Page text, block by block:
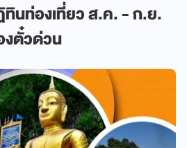
ทินท่องเที่ยว ส.ค. - ก.ย.
งตั๋วด่วน